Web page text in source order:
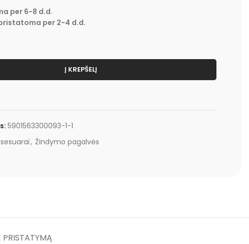
per 6-8 d.d.
per 2-4 d.d.
Į KREPŠELĮ
5901563300093-1-1
, Žindymo pagalvės